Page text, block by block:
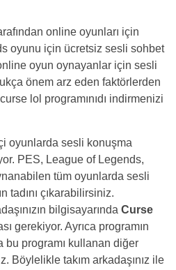
online oyunları için
oyunu için ücretsiz sesli sohbet
oyun oynayanlar için sesli
önem arz eden faktörlerden
lol programınıdı indirmenizi
oyunlarda sesli konuşma
PES, League of Legends,
tüm oyunlarda sesli
tadını çıkarabilirsiniz.
bilgisayarında Curse
gerekiyor. Ayrıca programın
bu programı kullanan diğer
Böylelikle takım arkadaşınız ile